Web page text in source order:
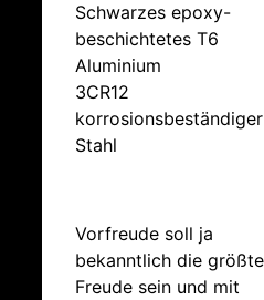
Schwarzes epoxy-
beschichtetes T6
Aluminium
3CR12
korrosionsbeständiger
Stahl
Vorfreude soll ja
bekanntlich die größte
Freude sein und mit